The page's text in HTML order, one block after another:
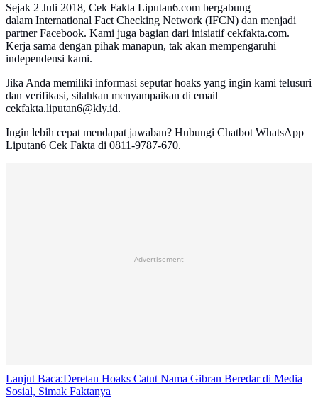
Sejak 2 Juli 2018, Cek Fakta Liputan6.com bergabung
dalam International Fact Checking Network (IFCN) dan menjadi
partner Facebook. Kami juga bagian dari inisiatif cekfakta.com.
Kerja sama dengan pihak manapun, tak akan mempengaruhi
independensi kami.
Jika Anda memiliki informasi seputar hoaks yang ingin kami telusuri
dan verifikasi, silahkan menyampaikan di email
cekfakta.liputan6@kly.id.
Ingin lebih cepat mendapat jawaban? Hubungi Chatbot WhatsApp
Liputan6 Cek Fakta di 0811-9787-670.
Advertisement
Lanjut Baca:Deretan Hoaks Catut Nama Gibran Beredar di Media
Sosial, Simak Faktanya